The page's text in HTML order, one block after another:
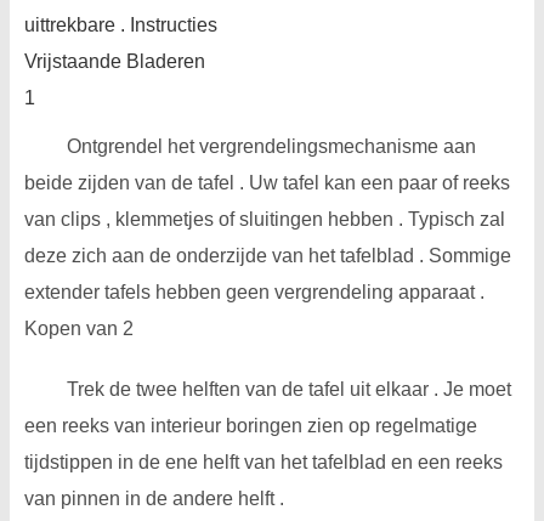
uittrekbare . Instructies
Vrijstaande Bladeren
1
Ontgrendel het vergrendelingsmechanisme aan
beide zijden van de tafel . Uw tafel kan een paar of reeks
van clips , klemmetjes of sluitingen hebben . Typisch zal
deze zich aan de onderzijde van het tafelblad . Sommige
extender tafels hebben geen vergrendeling apparaat .
Kopen van 2
Trek de twee helften van de tafel uit elkaar . Je moet
een reeks van interieur boringen zien op regelmatige
tijdstippen in de ene helft van het tafelblad en een reeks
van pinnen in de andere helft .